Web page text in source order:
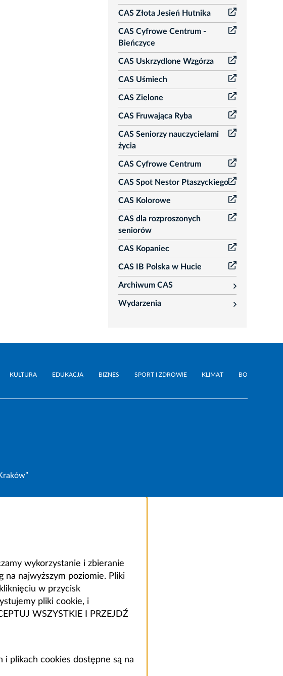
CAS Złota Jesień Hutnika
CAS Cyfrowe Centrum -
Bieńczyce
CAS Uskrzydlone Wzgórza
CAS Uśmiech
CAS Zielone
CAS Fruwająca Ryba
CAS Seniorzy nauczycielami
życia
CAS Cyfrowe Centrum
CAS Spot Nestor Ptaszyckiego
CAS Kolorowe
CAS dla rozproszonych
seniorów
CAS Kopaniec
CAS IB Polska w Hucie
Archiwum CAS
rozwiń
Wydarzenia
rozwiń
KULTURA EDUKACJA BIZNES SPORT I ZDROWIE KLIMAT BO
wykorzystanie i zbieranie
na najwyższym poziomie. Pliki
w przycisk
pliki cookie, i
WSZYSTKIE I PRZEJDŹ
plikach cookies dostępne są na